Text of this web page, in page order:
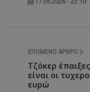
ΕΠΌΜΕΝΟ ΆΡΘΡΟ
Τζόκερ
είναι οι
ευρώ